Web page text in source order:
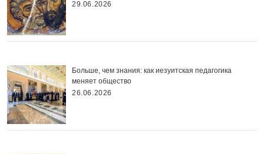
29.06.2026
Больше, чем знания: как иезуитская педагогика
меняет общество
26.06.2026